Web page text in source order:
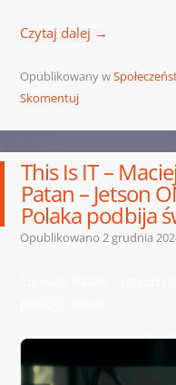
Czytaj dalej →
Opublikowany w
Skomentuj
This Is IT –
Patan – Jetson
Polaka podbija
Opublikowano 2 grudnia